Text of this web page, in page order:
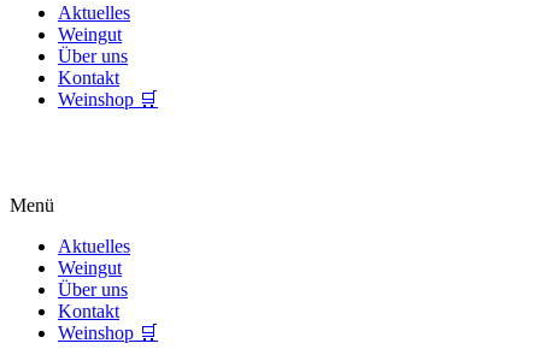
Aktuelles
Weingut
Über uns
Kontakt
Weinshop 🛒
Menü
Aktuelles
Weingut
Über uns
Kontakt
Weinshop 🛒